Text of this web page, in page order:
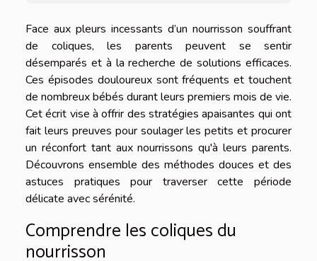
Face aux pleurs incessants d’un nourrisson souffrant
de coliques, les parents peuvent se sentir
désemparés et à la recherche de solutions efficaces.
Ces épisodes douloureux sont fréquents et touchent
de nombreux bébés durant leurs premiers mois de vie.
Cet écrit vise à offrir des stratégies apaisantes qui ont
fait leurs preuves pour soulager les petits et procurer
un réconfort tant aux nourrissons qu'à leurs parents.
Découvrons ensemble des méthodes douces et des
astuces pratiques pour traverser cette période
délicate avec sérénité.
Comprendre les coliques du
nourrisson